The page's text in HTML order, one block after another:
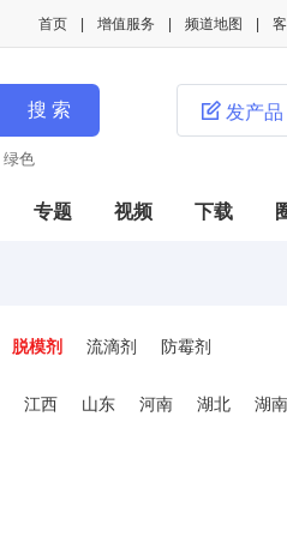
频道地图
增值服务
首页
绿色
 发产品
专题 视频 下载
脱模剂 流滴剂
防霉剂
江西 山东 河南 湖北 湖南